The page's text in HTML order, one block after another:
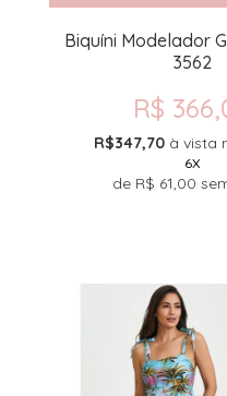
Biquíni Modelador
3562
R$
R$347,70 à vista
6X
de R$ 61,00